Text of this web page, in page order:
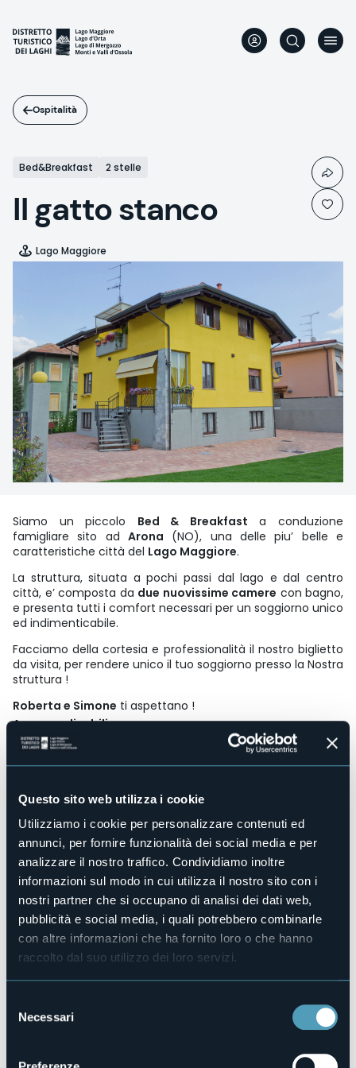
Questo sito web utilizza i cookie
Utilizziamo i cookie per personalizzare contenuti ed
annunci, per fornire funzionalità dei social media e per
analizzare il nostro traffico. Condividiamo inoltre
informazioni sul modo in cui utilizza il nostro sito con i
nostri partner che si occupano di analisi dei dati web,
pubblicità e social media, i quali potrebbero combinarle
con altre informazioni che ha fornito loro o che hanno
raccolto dal suo utilizzo dei loro servizi.
delNecessari
contenuto
principale
Ospitalità
Bed&Breakfast 2 stelle
Il gatto stanco
Lago Maggiore
Siamo un piccolo Bed & Breakfast a conduzione
famigliare sito ad Arona (NO), una delle piu’ belle e
caratteristiche città del Lago Maggiore.
La struttura, situata a pochi passi dal lago e dal centro
città, e’ composta da due nuovissime camere con bagno,
e presenta tutti i comfort necessari per un soggiorno unico
ed indimenticabile.
Facciamo della cortesia e professionalità il nostro biglietto
da visita, per rendere unico il tuo soggiorno presso la Nostra
struttura !
Roberta e Simone ti aspettano !
Accesso disabili
No
Sala congressi
No
Animali ammessi
No
Camere
Posti letto
6
E-mail
Sito web
Telefono